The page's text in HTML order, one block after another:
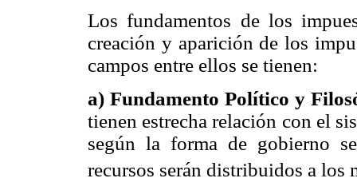
Los fundamentos de los
creación y aparición de los
campos entre ellos se tienen:
a) Fundamento Político y
tienen estrecha relación con el
según la forma de gobierno
recursos serán distribuidos a los